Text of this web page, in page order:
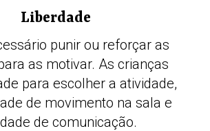
Liberdade
punir ou reforçar as
as motivar. As crianças
para escolher a atividade,
de movimento na sala e
de comunicação.